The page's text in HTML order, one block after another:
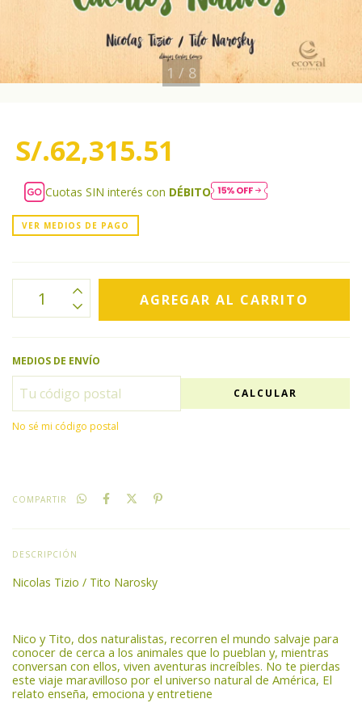
1 / 8
S/.62,315.51
Cuotas SIN interés con DÉBITO
VER MEDIOS DE PAGO
MEDIOS DE ENVÍO
CALCULAR
No sé mi código postal
COMPARTIR
DESCRIPCIÓN
Nicolas Tizio / Tito Narosky
Nico y Tito, dos naturalistas, recorren el mundo salvaje para
conocer de cerca a los animales que lo pueblan y, mientras
conversan con ellos, viven aventuras increíbles. No te pierdas
este viaje maravilloso por el universo natural de América, El
relato enseña, emociona y entretiene